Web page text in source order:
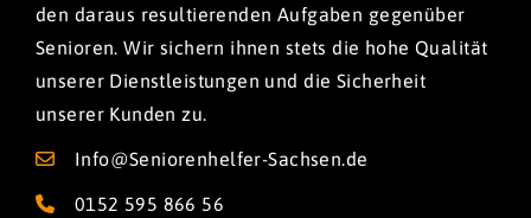
den daraus resultierenden Aufgaben gegenüber
Senioren. Wir sichern ihnen stets die hohe Qualität
unserer Dienstleistungen und die Sicherheit
unserer Kunden zu.
Info@Seniorenhelfer-Sachsen.de
0152 595 866 56